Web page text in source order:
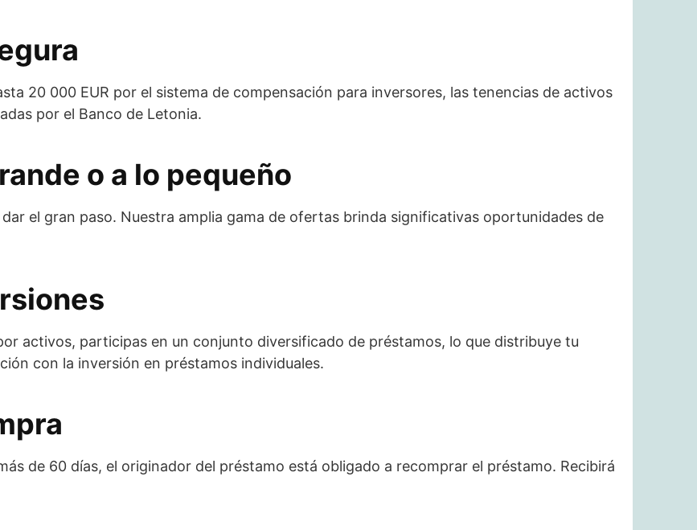
20 000 EUR por el sistema de compensación para inversores, las tenencias de activos
por el Banco de Letonia.
o a lo pequeño
el gran paso. Nuestra amplia gama de ofertas brinda significativas oportunidades de
activos, participas en un conjunto diversificado de préstamos, lo que distribuye tu
con la inversión en préstamos individuales.
de 60 días, el originador del préstamo está obligado a recomprar el préstamo. Recibirá